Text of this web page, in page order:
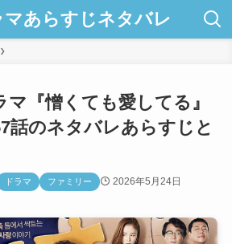
マあらすじネタバレ
マ『憎くても愛してる』
話のネタバレあらすじと
ドラマ ファミリー 2026年5月24日